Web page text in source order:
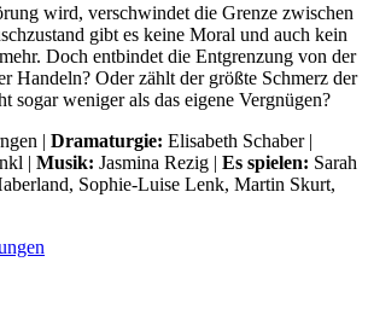
wird, verschwindet die Grenze zwischen
gibt es keine Moral und auch kein
Doch entbindet die Entgrenzung von der
Handeln? Oder zählt der größte Schmerz der
sogar weniger als das eigene Vergnügen?
| Dramaturgie: Elisabeth Schaber |
| Musik: Jasmina Rezig | Es spielen: Sarah
Sophie-Luise Lenk, Martin Skurt,